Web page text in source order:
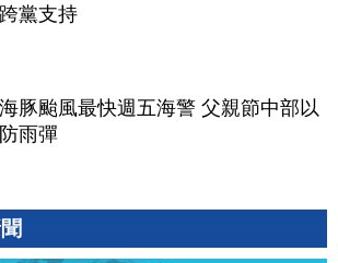
黨支持
豚颱風最快週五海警 父親節中部以
雨彈